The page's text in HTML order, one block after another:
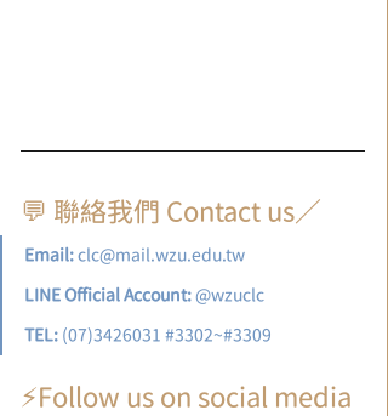
💬 聯絡我們 Contact us／
Email: clc@mail.wzu.edu.tw
LINE Official Account: @wzuclc
TEL: (07)3426031 #3302~#3309
⚡Follow us on social media